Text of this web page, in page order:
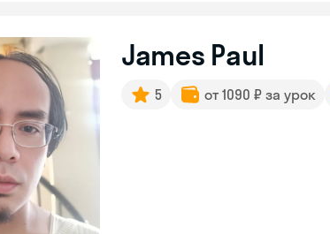
James Paul
5 от 1090 ₽ за урок